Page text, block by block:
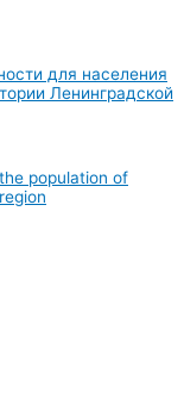
для населения
Ленинградской
population of